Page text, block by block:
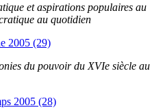
et aspirations populaires au
au quotidien
2005 (29)
du pouvoir du XVIe siècle au
2005 (28)